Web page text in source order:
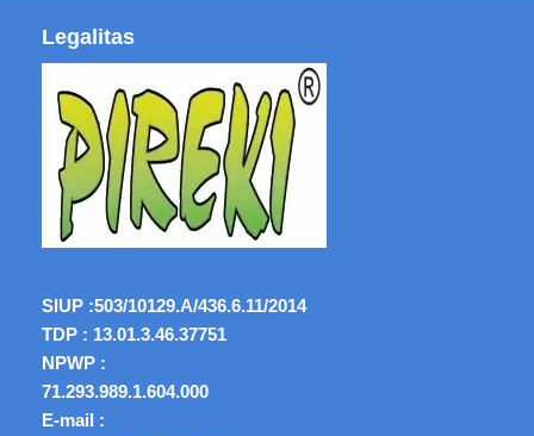
Legalitas
SIUP :503/10129.A/436.6.11/2014
TDP : 13.01.3.46.37751
NPWP :
71.293.989.1.604.000
E-mail :